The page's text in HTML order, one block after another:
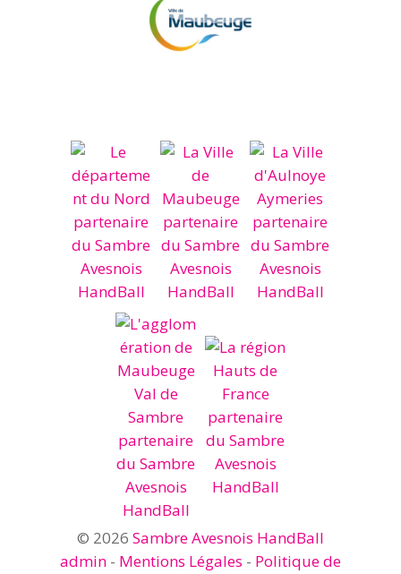
© 2026 Sambre Avesnois HandBall
admin - Mentions Légales - Politique de